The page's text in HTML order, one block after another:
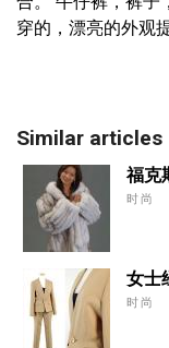
穿的，漂亮的外观
Similar articles
福克
时尚
女士
时尚